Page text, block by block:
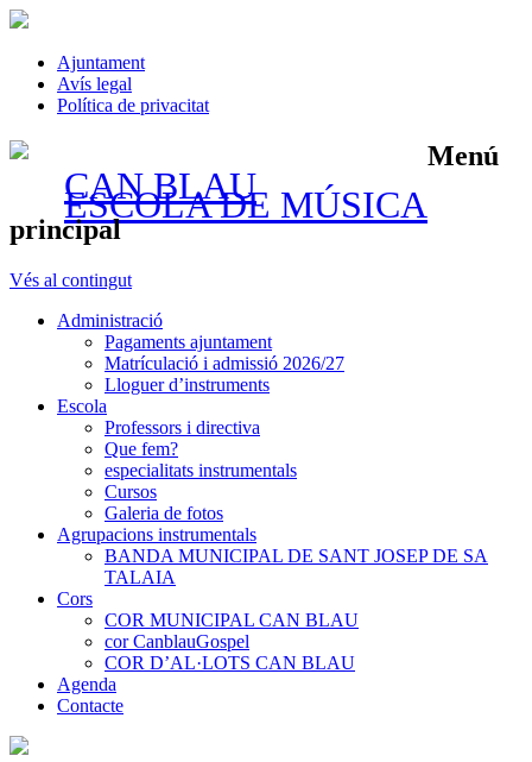
Ajuntament
Avís legal
Política de privacitat
CAN BLAU
ESCOLA DE MÚSICA
Menú
principal
Vés al contingut
Administració
Pagaments ajuntament
Matrículació i admissió 2026/27
Lloguer d’instruments
Escola
Professors i directiva
Que fem?
especialitats instrumentals
Cursos
Galeria de fotos
Agrupacions instrumentals
BANDA MUNICIPAL DE SANT JOSEP DE SA
TALAIA
Cors
COR MUNICIPAL CAN BLAU
cor CanblauGospel
COR D’AL·LOTS CAN BLAU
Agenda
Contacte